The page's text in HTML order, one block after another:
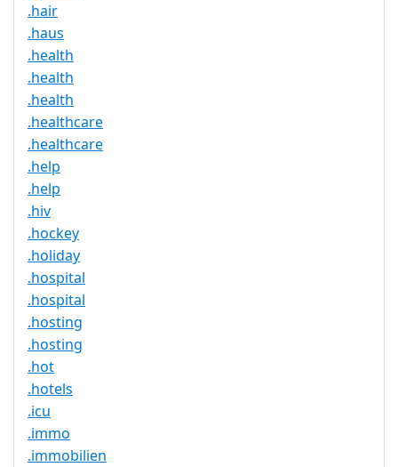
.hair
.haus
.health
.health
.health
.healthcare
.healthcare
.help
.help
.hiv
.hockey
.holiday
.hospital
.hospital
.hosting
.hosting
.hot
.hotels
.icu
.immo
.immobilien